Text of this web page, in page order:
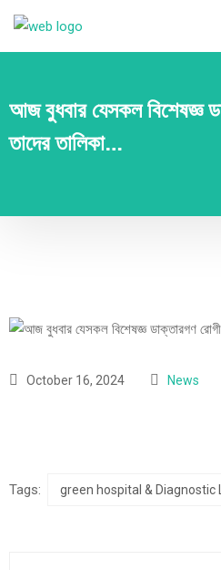
আজ বুধবার যেসকল বিশেষজ্ঞ
তাদের তালিকা…
October 16, 2024 News
Tags: green hospital & Diagnostic